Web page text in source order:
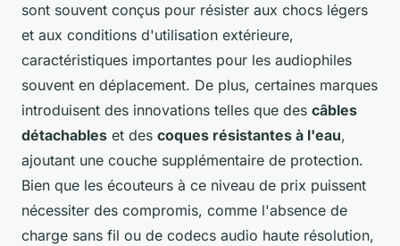
sont souvent conçus pour résister aux chocs légers
et aux conditions d'utilisation extérieure,
caractéristiques importantes pour les audiophiles
souvent en déplacement. De plus, certaines marques
introduisent des innovations telles que des câbles
détachables et des coques résistantes à l'eau,
ajoutant une couche supplémentaire de protection.
Bien que les écouteurs à ce niveau de prix puissent
nécessiter des compromis, comme l'absence de
charge sans fil ou de codecs audio haute résolution,